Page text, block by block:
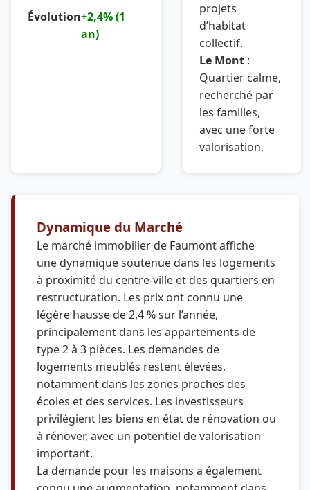
Évolution+2,4% (1
an)
projets
d’habitat
collectif.
Le Mont :
Quartier calme,
recherché par
les familles,
avec une forte
valorisation.
Dynamique du Marché
Le marché immobilier de Faumont affiche
une dynamique soutenue dans les logements
à proximité du centre-ville et des quartiers en
restructuration. Les prix ont connu une
légère hausse de 2,4 % sur l’année,
principalement dans les appartements de
type 2 à 3 pièces. Les demandes de
logements meublés restent élevées,
notamment dans les zones proches des
écoles et des services. Les investisseurs
privilégient les biens en état de rénovation ou
à rénover, avec un potentiel de valorisation
important.
La demande pour les maisons a également